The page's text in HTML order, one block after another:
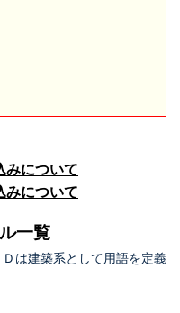
について
について
一覧
は建築系として用語を定義